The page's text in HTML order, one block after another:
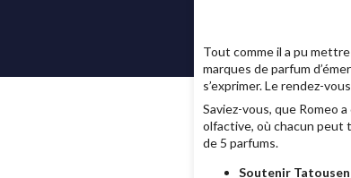
Tout comme il a pu
marques de parfum
s’exprimer. Le rendez-
Saviez-vous, que Romeo
olfactive, où chacun peut
de 5 parfums.
Soutenir